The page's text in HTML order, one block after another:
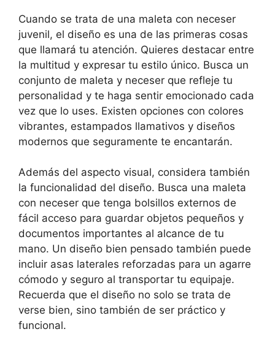
Cuando se trata de una maleta con neceser
juvenil, el diseño es una de las primeras cosas
que llamará tu atención. Quieres destacar entre
la multitud y expresar tu estilo único. Busca un
conjunto de maleta y neceser que refleje tu
personalidad y te haga sentir emocionado cada
vez que lo uses. Existen opciones con colores
vibrantes, estampados llamativos y diseños
modernos que seguramente te encantarán.
Además del aspecto visual, considera también
la funcionalidad del diseño. Busca una maleta
con neceser que tenga bolsillos externos de
fácil acceso para guardar objetos pequeños y
documentos importantes al alcance de tu
mano. Un diseño bien pensado también puede
incluir asas laterales reforzadas para un agarre
cómodo y seguro al transportar tu equipaje.
Recuerda que el diseño no solo se trata de
verse bien, sino también de ser práctico y
funcional.